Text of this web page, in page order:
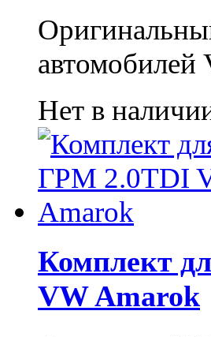
автомобилей
Нет в
Комплект
VW Amarok